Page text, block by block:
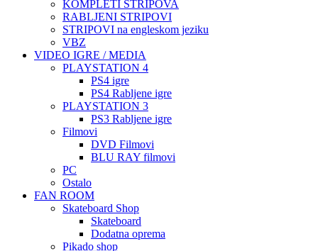
KOMPLETI STRIPOVA
RABLJENI STRIPOVI
STRIPOVI na engleskom jeziku
VBZ
VIDEO IGRE / MEDIA
PLAYSTATION 4
PS4 igre
PS4 Rabljene igre
PLAYSTATION 3
PS3 Rabljene igre
Filmovi
DVD Filmovi
BLU RAY filmovi
PC
Ostalo
FAN ROOM
Skateboard Shop
Skateboard
Dodatna oprema
Pikado shop